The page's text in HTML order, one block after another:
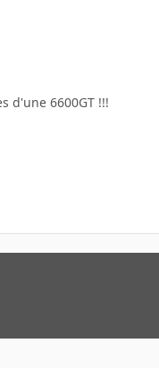
d'une 6600GT !!!